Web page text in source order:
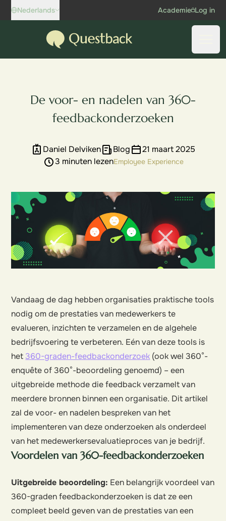
Skip to content
Nederlands Academie Log in
Questback
De voor- en nadelen van 360-
feedbackonderzoeken
Daniel Delviken Blog
21 maart 2025
3 minuten lezenEmployee Experience
Vandaag de dag hebben organisaties praktische tools
nodig om de prestaties van medewerkers te
evalueren, inzichten te verzamelen en de algehele
bedrijfsvoering te verbeteren. Eén van deze tools is
het360-graden-feedbackonderzoek (ook wel 360°-
enquête of 360°-beoordeling genoemd) – een
uitgebreide methode die feedback verzamelt van
meerdere bronnen binnen een organisatie. Dit artikel
zal de voor- en nadelen bespreken van het
implementeren van deze onderzoeken als onderdeel
van het medewerkersevaluatieproces van je bedrijf.
Voordelen van 360-feedbackonderzoeken
Uitgebreide beoordeling: Een belangrijk voordeel van
360-graden feedbackonderzoeken is dat ze een
compleet beeld geven van de prestaties van een